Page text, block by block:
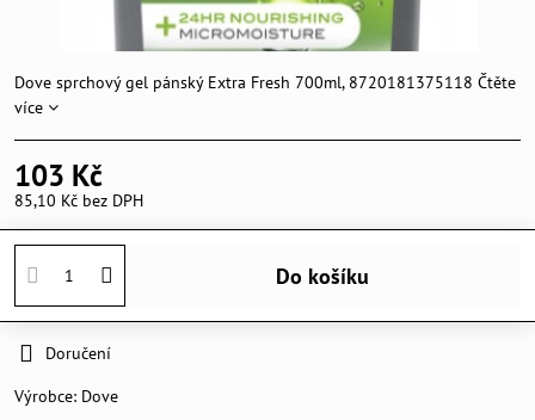
Dove sprchový gel pánský Extra Fresh 700ml, 8720181375118 Čtěte
více
103 Kč
85,10 Kč bez DPH
Do košíku
Doručení
Výrobce: Dove